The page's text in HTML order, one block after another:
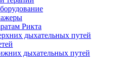
Рикта
дыхательных путей
дыхательных путей